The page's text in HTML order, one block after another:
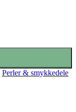
Perler & smykkedele